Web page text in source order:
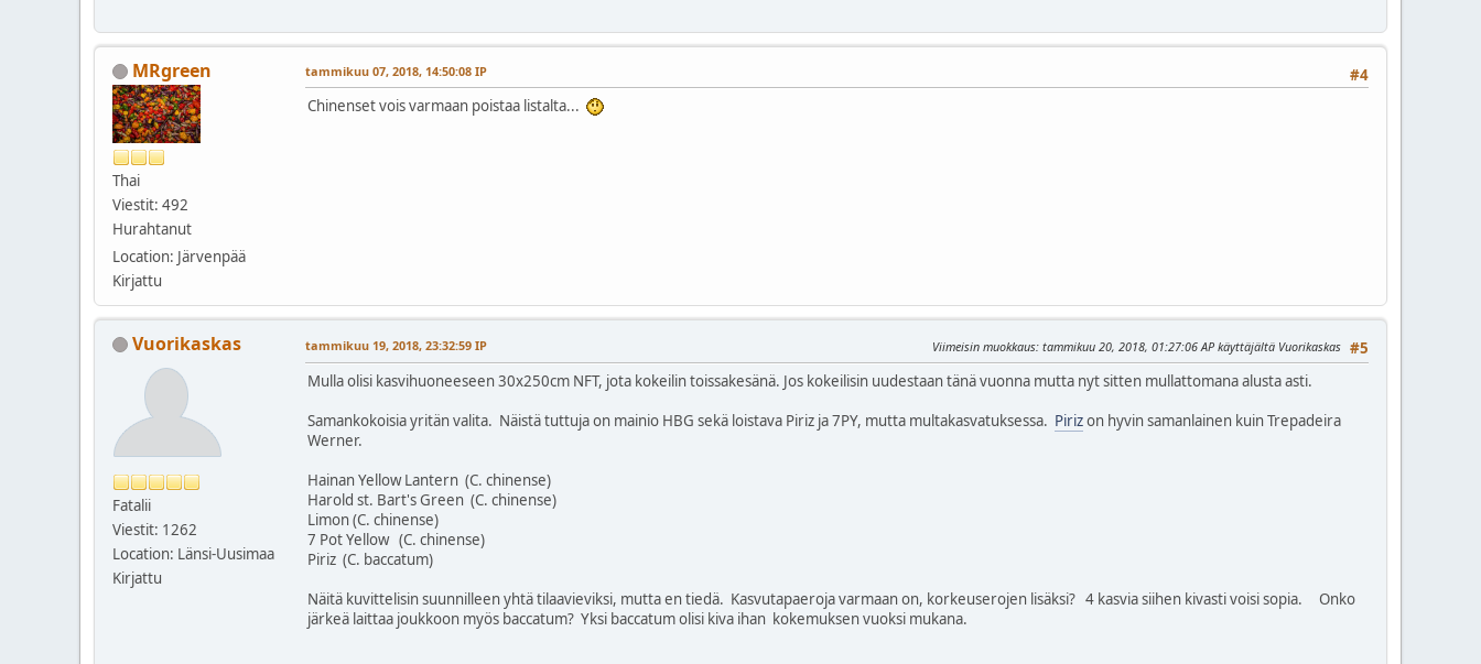
MRgreen
Thai
Viestit: 492
Hurahtanut
Location: Järvenpää
Kirjattu
#4
tammikuu 07, 2018, 14:50:08 IP
Chinenset vois varmaan poistaa listalta...
Vuorikaskas
Fatalii
Viestit: 1262
Location: Länsi-Uusimaa
Kirjattu
#5
tammikuu 19, 2018, 23:32:59 IP Viimeisin muokkaus: tammikuu 20, 2018, 01:27:06 AP käyttäjältä Vuorikaskas
Mulla olisi kasvihuoneeseen 30x250cm NFT, jota kokeilin toissakesänä. Jos kokeilisin uudestaan tänä vuonna mutta nyt sitten mullattomana alusta asti.
Samankokoisia yritän valita. Näistä tuttuja on mainio HBG sekä loistava Piriz ja 7PY, mutta multakasvatuksessa. Pirizon hyvin samanlainen kuin Trepadeira
Werner.
Hainan Yellow Lantern (C. chinense)
Harold st. Bart's Green (C. chinense)
Limon (C. chinense)
7 Pot Yellow (C. chinense)
Piriz (C. baccatum)
Näitä kuvittelisin suunnilleen yhtä tilaavieviksi, mutta en tiedä. Kasvutapaeroja varmaan on, korkeuserojen lisäksi? 4 kasvia siihen kivasti voisi sopia. Onko
järkeä laittaa joukkoon myös baccatum? Yksi baccatum olisi kiva ihan kokemuksen vuoksi mukana.